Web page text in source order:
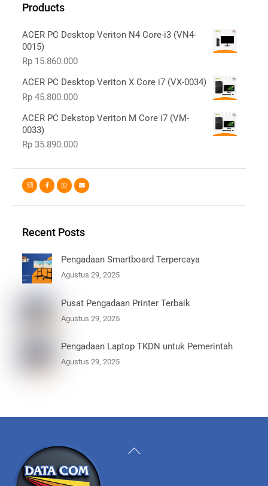
Products
ACER PC Desktop Veriton N4 Core-i3 (VN4-
0015)
Rp 15.860.000
ACER PC Desktop Veriton X Core i7 (VX-0034)
Rp 45.800.000
ACER PC Dekstop Veriton M Core i7 (VM-
0033)
Rp 35.890.000
Recent Posts
Pengadaan Smartboard Terpercaya
Agustus 29, 2025
Pusat Pengadaan Printer Terbaik
Agustus 29, 2025
Pengadaan Laptop TKDN untuk Pemerintah
Agustus 29, 2025
Back